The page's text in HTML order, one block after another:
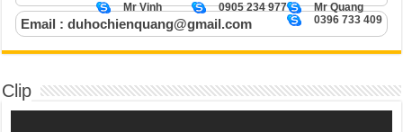
Mr Quang
0905 234 977
Mr Vinh
0396 733 409
Email : duhochienquang@gmail.com
Clip